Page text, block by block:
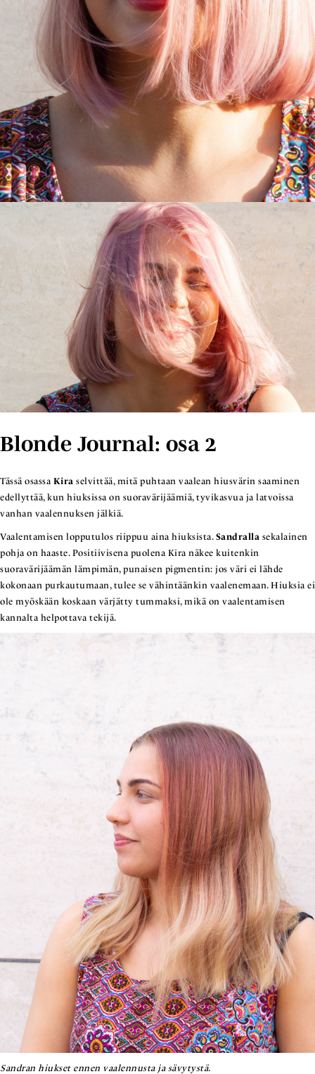
Blonde Journal: osa 2
Tässä osassa Kira selvittää, mitä puhtaan vaalean hiusvärin saaminen
edellyttää, kun hiuksissa on suoravärijäämiä, tyvikasvua ja latvoissa
vanhan vaalennuksen jälkiä.
Vaalentamisen lopputulos riippuu aina hiuksista. Sandralla sekalainen
pohja on haaste. Positiivisena puolena Kira näkee kuitenkin
suoravärijäämän lämpimän, punaisen pigmentin: jos väri ei lähde
kokonaan purkautumaan, tulee se vähintäänkin vaalenemaan. Hiuksia ei
ole myöskään koskaan värjätty tummaksi, mikä on vaalentamisen
kannalta helpottava tekijä.
Sandran hiukset ennen vaalennusta ja sävytystä.